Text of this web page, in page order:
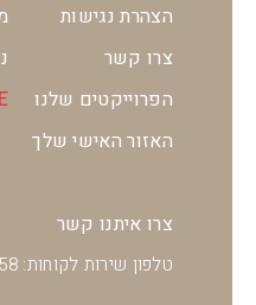
הצהרת נגישות
צרו קשר
הפרוייקטים שלנו
האזור האישי שלך
צרו איתנו קשר
טלפון שירות לקוחות: 050-883-8558